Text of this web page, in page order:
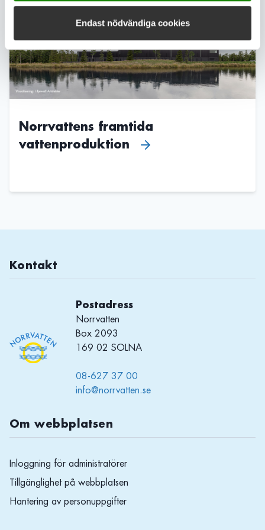
Endast nödvändiga cookies
Norrvattens framtida
vattenproduktion
Kontakt
Postadress
Norrvatten
Box 2093
169 02 SOLNA
08-627 37 00
info@norrvatten.se
Om webbplatsen
Inloggning för administratörer
Tillgänglighet på webbplatsen
Hantering av personuppgifter